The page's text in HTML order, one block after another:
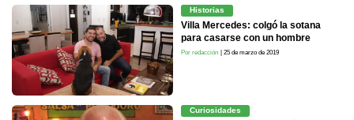
Historias
Villa Mercedes: colgó la sotana
para casarse con un hombre
Por redacción | 25 de marzo de 2019
Curiosidades